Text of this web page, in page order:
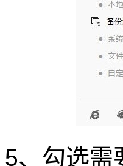
5、勾选需